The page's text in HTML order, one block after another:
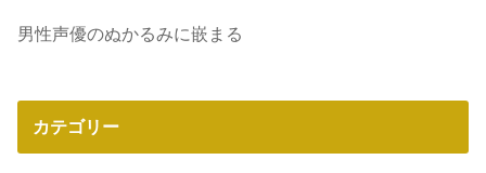
男性声優のぬかるみに嵌まる
カテゴリー